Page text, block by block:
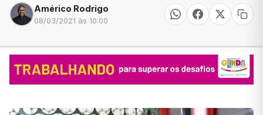
Américo Rodrigo
08/03/2021 às 10:00